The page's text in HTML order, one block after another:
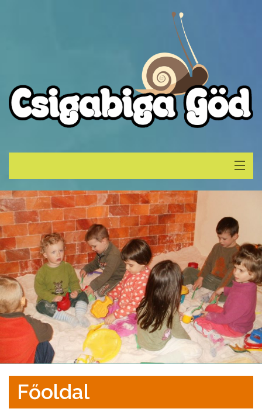
Főoldal
Bemutatkozó
Galéria
Videó
Kapcsolat
Főoldal